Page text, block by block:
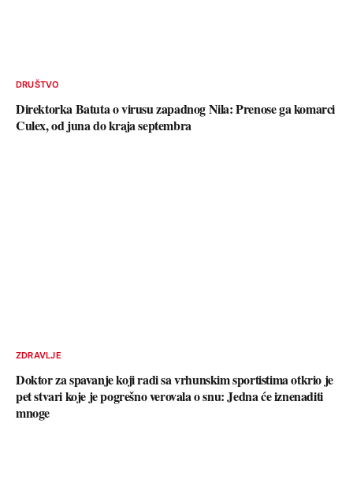
DRUŠTVO
Direktorka Batuta o virusu zapadnog Nila: Prenose ga komarci
Culex, od juna do kraja septembra
ZDRAVLJE
Doktor za spavanje koji radi sa vrhunskim sportistima otkrio je
pet stvari koje je pogrešno verovala o snu: Jedna će iznenaditi
mnoge